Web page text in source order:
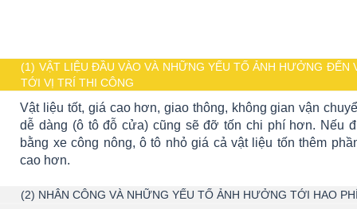
(1) VẬT LIỆU ĐẦU VÀO VÀ NHỮNG YẾU TỐ ẢNH HƯỞNG ĐẾN
TỚI VỊ TRÍ THI CÔNG
Vật liệu tốt, giá cao hơn, giao thông, không gian vận
dễ dàng (ô tô đỗ cửa) cũng sẽ đỡ tốn chi phí hơn. Nếu
bằng xe công nông, ô tô nhỏ giá cả vật liệu tốn thêm
cao hơn.
(2) NHÂN CÔNG VÀ NHỮNG YẾU TỐ ẢNH HƯỞNG TỚI HAO